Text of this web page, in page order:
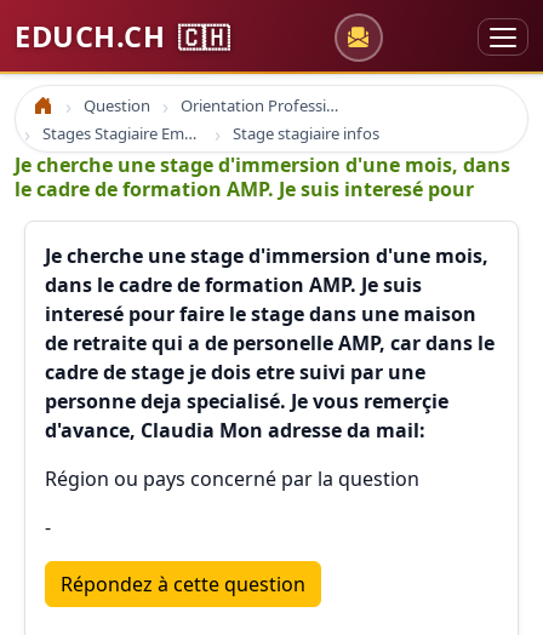
EDUCH.CH 🇨🇭
Accueil Question
Orientation Professionnelle
Stages Stagiaire Emploi
Stage stagiaire infos
Je cherche une stage d'immersion d'une mois, dans
le cadre de formation AMP. Je suis interesé pour
Je cherche une stage d'immersion d'une mois,
dans le cadre de formation AMP. Je suis
interesé pour faire le stage dans une maison
de retraite qui a de personelle AMP, car dans le
cadre de stage je dois etre suivi par une
personne deja specialisé. Je vous remerçie
d'avance, Claudia Mon adresse da mail:
Région ou pays concerné par la question
-
Répondez à cette question